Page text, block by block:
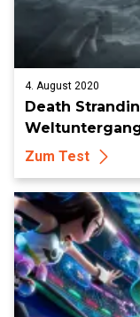
4. August 2020
Death
Zum Test